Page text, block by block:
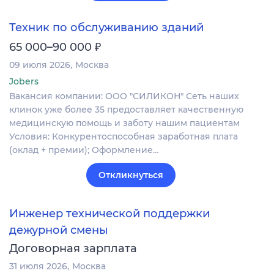
Техник по обслуживанию зданий
65 000–90 000 ₽
09 июля 2026 Москва
Jobers
Вакансия компании: ООО "СИЛИКОН" Сеть наших
клинок уже более 35 предоставляет качественную
медицинскую помощь и заботу нашим пациентам
Условия: Конкурентоспособная заработная плата
(оклад + премии); Оформление…
Откликнуться
Инженер технической поддержки
дежурной смены
Договорная зарплата
31 июля 2026 Москва